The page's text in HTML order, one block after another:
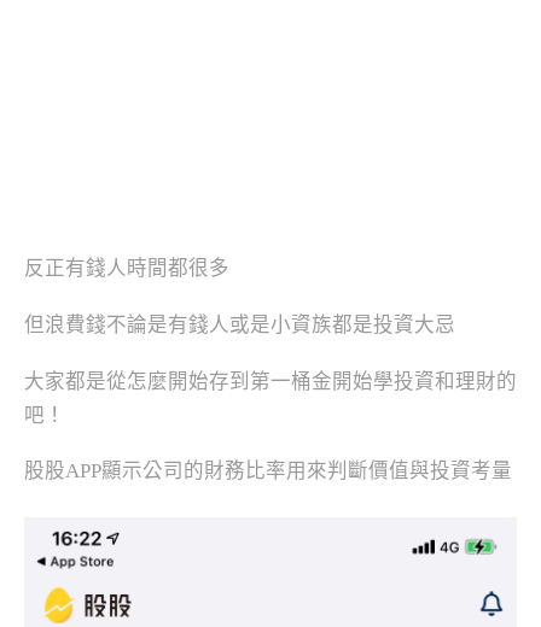
反正有錢人時間都很多
但浪費錢不論是有錢人或是小資族都是投資大忌
大家都是從怎麼開始存到第一桶金開始學投資和理財的
吧！
股股APP顯示公司的財務比率用來判斷價值與投資考量